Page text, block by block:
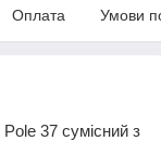
Оплата Умови
37 сумісний з